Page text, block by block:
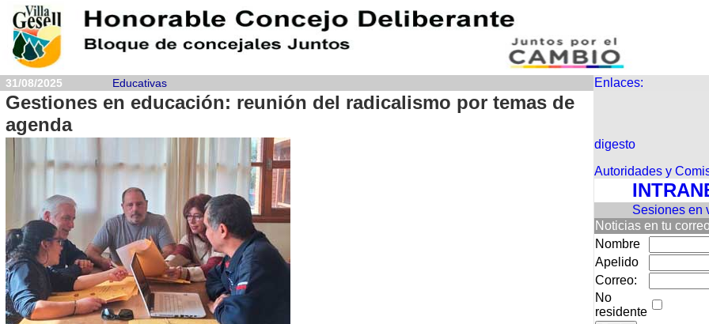
31/08/2025 Educativas Enlaces:
Gestiones en educación: reunión del radicalismo por temas de
agenda
digesto
Autoridades y
Sesiones en
Noticias en tu correo
Nombre
Apelido
Correo:
No
residente